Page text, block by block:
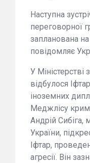
Наступна
переговорної
запланована
повідомляє
У Міністерстві
відбулося
іноземних
Меджлісу
Андрій Сибіга,
України,
Іфтар,
агресії. Він